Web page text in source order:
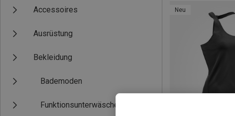
Accessoires
Ausrüstung
Bekleidung
Bademoden
Funktionsunterwäsche
Neu